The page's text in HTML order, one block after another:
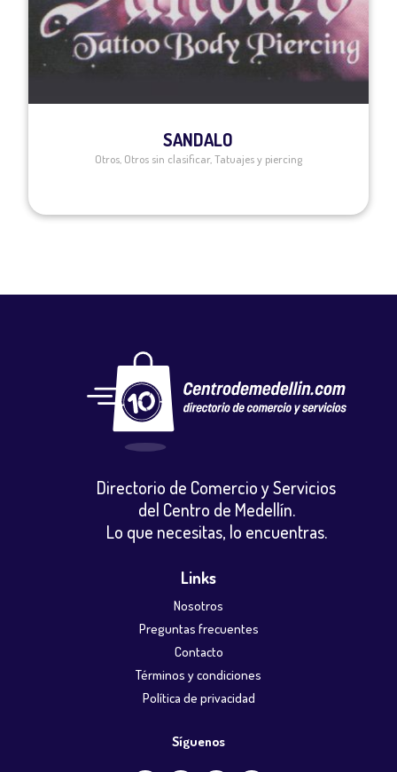
SANDALO
Otros, Otros sin clasificar,Tatuajes y piercing
Directorio de Comercio y Servicios
del Centro de Medellín.
Lo que necesitas, lo encuentras.
Links
Nosotros
Preguntas frecuentes
Contacto
Términos y condiciones
Política de privacidad
Síguenos